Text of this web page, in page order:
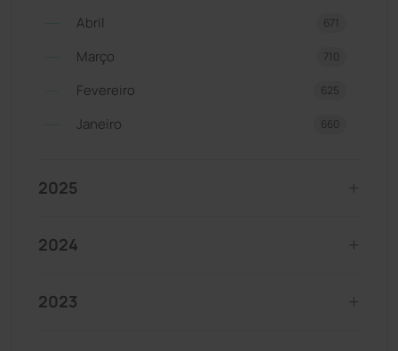
Abril 671
Março 710
Fevereiro 625
Janeiro 660
2025
2024
2023